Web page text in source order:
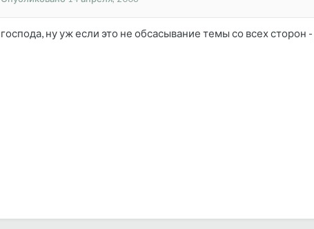
господа, ну уж если это не обсасывание темы со всех сторон -